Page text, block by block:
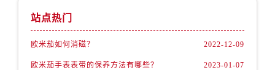
站点热门
欧米茄如何消磁？ 2022-12-09
欧米茄手表表带的保养方法有哪些？ 2023-01-07